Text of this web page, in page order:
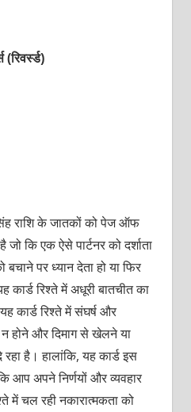
राशि के जातकों को पेज ऑफ
जो कि एक ऐसे पार्टनर को दर्शाता
पर ध्‍यान देता हो या फिर
रिश्‍ते में अधूरी बातचीत का
कार्ड रिश्‍ते में संघर्ष और
न होने और दिमाग से खेलने या
है। हालांकि, यह कार्ड इस
आप अपने निर्णयों और व्‍यवहार
में चल रही नकारात्‍मकता को